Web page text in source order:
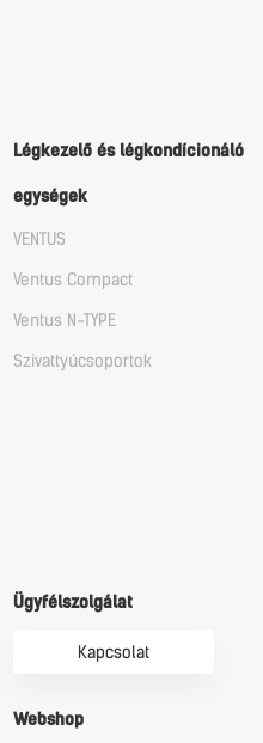
Légkezelő és légkondícionáló
egységek
VENTUS
Ventus Compact
Ventus N-TYPE
Szivattyúcsoportok
Ügyfélszolgálat
Kapcsolat
Webshop